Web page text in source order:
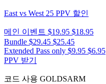
East vs West 25 PPV 할인
메인 이벤트 $19.95 $18.95
Bundle $29.45 $25.45
Extended Pass only $9.95 $6.95
PPV 받기
코드 사용 GOLDSARM